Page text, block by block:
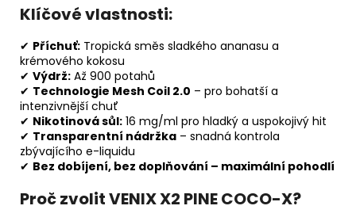
Klíčové vlastnosti:
✔ Příchuť: Tropická směs sladkého ananasu a
krémového kokosu
✔ Výdrž: Až 900 potahů
✔ Technologie Mesh Coil 2.0 – pro bohatší a
intenzivnější chuť
✔ Nikotinová sůl: 16 mg/ml pro hladký a uspokojivý hit
✔ Transparentní nádržka – snadná kontrola
zbývajícího e-liquidu
✔ Bez dobíjení, bez doplňování – maximální pohodlí
Proč zvolit VENIX X2 PINE COCO-X?